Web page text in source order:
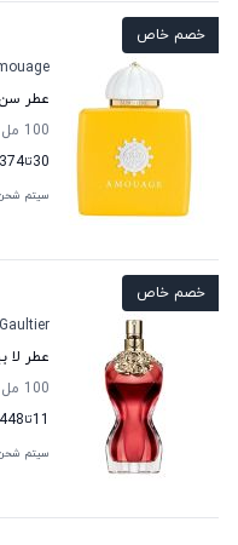
خصم خاص
عطر سن
100 مل عطر
30تا
سيتم شحن
خصم خاص
عطر لا
100 مل عطر
11تا448
سيتم شحن